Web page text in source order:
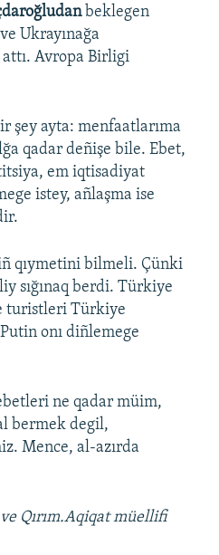
beklegen
Ukrayınağa
Avropa Birligi
şey ayta: menfaatlarıma
qadar deñişe bile. Ebet,
em iqtisadiyat
istey, añlaşma ise
qıymetini bilmeli. Çünki
sığınaq berdi. Türkiye
turistleri Türkiye
onı diñlemege
ne qadar müim,
bermek degil,
Mence, al-azırda
Qırım.Aqiqat müellifi